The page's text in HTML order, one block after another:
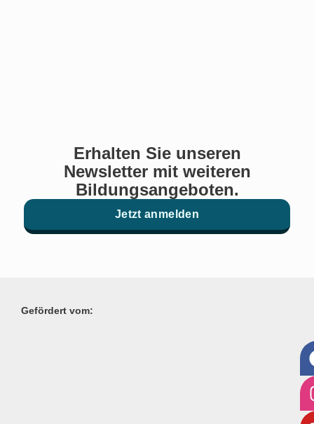
Erhalten Sie unseren
Newsletter mit weiteren
Bildungsangeboten.
Jetzt anmelden
Gefördert vom: